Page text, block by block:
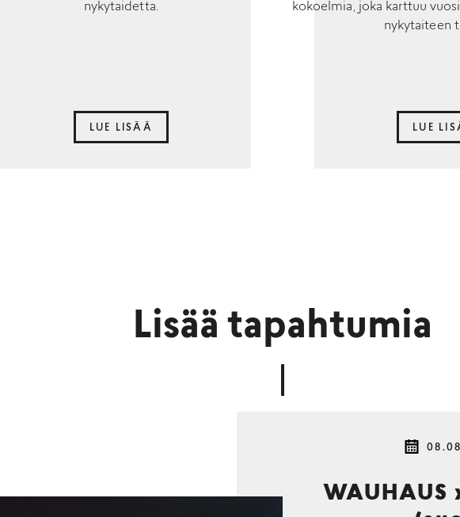
nykytaidetta.
LUE LISÄÄ
kokoelmia, joka karttuu
nykytaiteen
LUE
Lisää tapahtumia